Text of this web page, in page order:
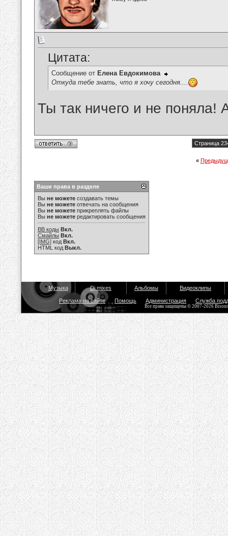
Цитата:
Сообщение от Елена Евдокимова
Откуда тебе знать, что я хочу сегодня....
Ты так ничего и не поняла!
Страница
«
Ваши права в разделе
Вы не можете создавать темы
Вы не можете отвечать на сообщения
Вы не можете прикреплять файлы
Вы не можете редактировать сообщения
BB коды Вкл.
Смайлы Вкл.
[IMG] код Вкл.
HTML код Выкл.
Музыка Dj mixes Альбомы Видеоклипы
Реклама на сайте Помощь Администрация Служба
Все права защищены © 2007-2026